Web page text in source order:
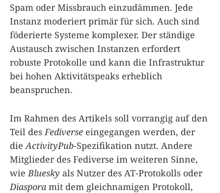
Spam oder Missbrauch einzudämmen. Jede
Instanz moderiert primär für sich. Auch sind
föderierte Systeme komplexer. Der ständige
Austausch zwischen Instanzen erfordert
robuste Protokolle und kann die Infrastruktur
bei hohen Aktivitätspeaks erheblich
beanspruchen.
Im Rahmen des Artikels soll vorrangig auf den
Teil des Fediverse eingegangen werden, der
die ActivityPub-Spezifikation nutzt. Andere
Mitglieder des Fediverse im weiteren Sinne,
wie Bluesky als Nutzer des AT-Protokolls oder
Diaspora mit dem gleichnamigen Protokoll,